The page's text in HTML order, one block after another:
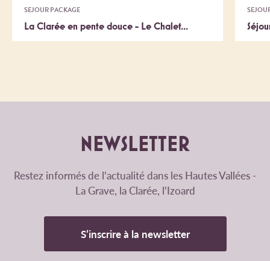
SEJOUR PACKAGE
La Clarée en pente douce - Le Chalet...
NEWSLETTER
Restez informés de l'actualité dans les Hautes Vallées -
La Grave, la Clarée, l'Izoard
S’inscrire à la newsletter